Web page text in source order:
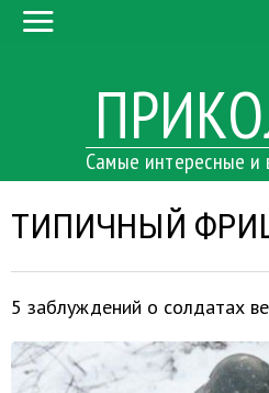
Самые интересные и
ТИПИЧНЫЙ
5 заблуждений о солдатах